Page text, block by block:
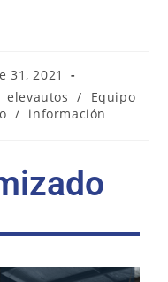
31, 2021
elevautos /
Equipo
/ información